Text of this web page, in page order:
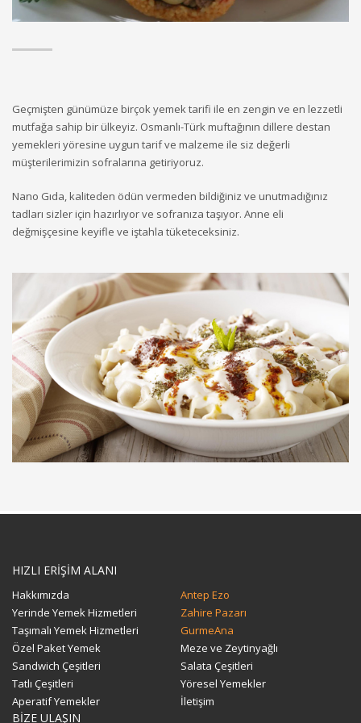
Geçmişten günümüze birçok yemek tarifi ile en zengin ve en lezzetli
mutfağa sahip bir ülkeyiz. Osmanlı-Türk muftağının dillere destan
yemekleri yöresine uygun tarif ve malzeme ile siz değerli
müşterilerimizin sofralarına getiriyoruz.
Nano Gıda, kaliteden ödün vermeden bildiğiniz ve unutmadığınız
tadları sizler için hazırlıyor ve sofranıza taşıyor. Anne eli
değmişçesine keyifle ve iştahla tüketeceksiniz.
HIZLI ERİŞİM ALANI
Hakkımızda
Antep Ezo
Yerinde Yemek Hizmetleri
Zahire Pazarı
Taşımalı Yemek Hizmetleri
GurmeAna
Özel Paket Yemek
Meze ve Zeytinyağlı
Sandwich Çeşitleri
Salata Çeşitleri
Tatlı Çeşitleri
Yöresel Yemekler
Aperatif Yemekler
İletişim
BİZE ULAŞIN